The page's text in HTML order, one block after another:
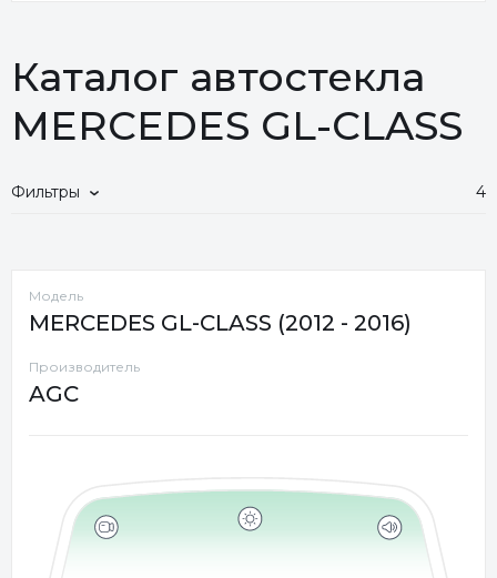
Каталог автостекла
MERCEDES GL-CLASS
Фильтры 4
Модель
MERCEDES GL-CLASS (2012 - 2016)
Производитель
AGC